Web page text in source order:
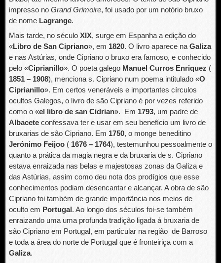
impresso no Grand Grimoire, foi usado por um notório bruxo
de nome Lagrange.
Mais tarde, no séculoXIX, surge em Espanha a edição do
«Libro de San Cipriano», em 1820. O livro aparece na Galiza
e nas Astúrias, onde Cipriano o bruxo era famoso, e conhecido
pelo «Ciprianillo». O poeta galego Manuel Curros Enriquez (
1851 – 1908), menciona s. Cipriano num poema intitulado «O
Ciprianillo». Em certos veneráveis e importantes círculos
ocultos Galegos, o livro de são Cipriano é por vezes referido
como o «el libro de san Cidrian». Em 1793, um padre de
Albaceteconfessava ter e usar em seu benefício um livro de
bruxarias de são Cipriano. Em 1750, o monge beneditino
Jerónimo Feijoo( 1676 – 1764), testemunhou pessoalmente o
quanto a prática da magia negra e da bruxaria de s. Cipriano
estava enraizada nas belas e majestosas zonas da Galiza e
das Astúrias, assim como deu nota dos prodígios que esse
conhecimentos podiam desencantar e alcançar. A obra de são
Cipriano foi também de grande importância nos meios de
oculto em Portugal. Ao longo dos séculos foi-se também
enraizando uma uma profunda tradição ligada á bruxaria de
são Cipriano em Portugal, em particular na região de Barroso
e toda a área do norte de Portugal que é fronteiriça com a
Galiza.